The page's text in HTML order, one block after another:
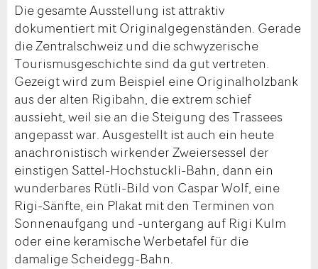
Die gesamte Ausstellung ist attraktiv
dokumentiert mit Originalgegenständen. Gerade
die Zentralschweiz und die schwyzerische
Tourismusgeschichte sind da gut vertreten.
Gezeigt wird zum Beispiel eine Originalholzbank
aus der alten Rigibahn, die extrem schief
aussieht, weil sie an die Steigung des Trassees
angepasst war. Ausgestellt ist auch ein heute
anachronistisch wirkender Zweiersessel der
einstigen Sattel-Hochstuckli-Bahn, dann ein
wunderbares Rütli-Bild von Caspar Wolf, eine
Rigi-Sänfte, ein Plakat mit den Terminen von
Sonnenaufgang und -untergang auf Rigi Kulm
oder eine keramische Werbetafel für die
damalige Scheidegg-Bahn.